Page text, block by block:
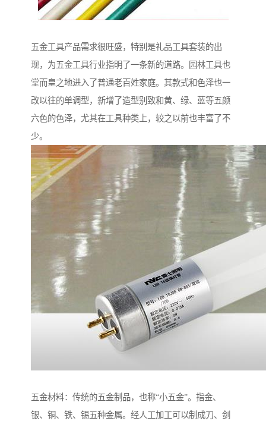
五金工具产品需求很旺盛，特别是礼品工具套装的出
现，为五金工具行业指明了一条新的道路。园林工具也
堂而皇之地进入了普通老百姓家庭。其款式和色泽也一
改以往的单调型，新增了造型别致和黄、绿、蓝等五颜
六色的色泽，尤其在工具种类上，较之以前也丰富了不
少。
五金材料：传统的五金制品，也称“小五金”。指金、
银、铜、铁、锡五种金属。经人工加工可以制成刀、剑